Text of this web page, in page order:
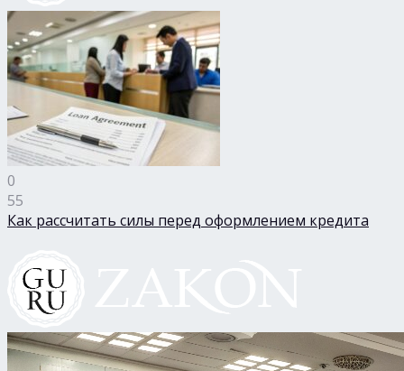
0
55
Как рассчитать силы перед оформлением кредита